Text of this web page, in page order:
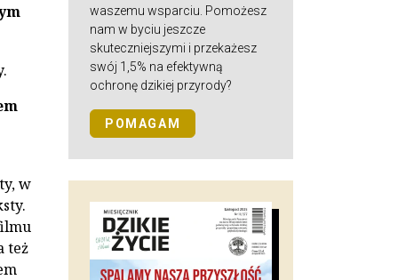
w
też
waszemu wsparciu. Pomożesz
nam w byciu jeszcze
skuteczniejszymi i przekażesz
swój 1,5% na efektywną
ochronę dzikiej przyrody?
POMAGAM